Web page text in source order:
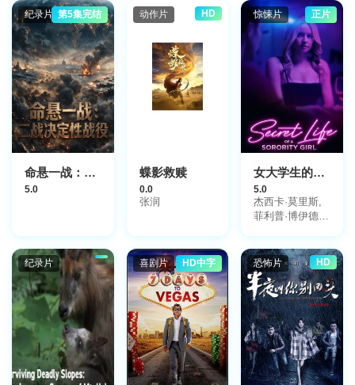
包亚铭,安戈,高
煜霏,仁龙
丝,Flula,Borg,泰
浩,比利·巴瑞特,
克雷格·罗宾森,
塔梅尔·伯贾
克
彼得·巴特
勒,Arin,Gon?
alves,尼古拉·科
雷亚·达姆得,诺
亚·丹比,德维尔·
罗杰
斯,Richard,Wright-
纪录片 第5集完结
命悬一战：二战决定性战役
5.0
动作片 HD
蝶影救赎
0.0
张润
惊悚片 正片
女大学生的秘密生活
5.0
杰西卡·莫里斯,
菲利普·博伊德,
纪录片 喜剧片 HD中字 恐怖片 HD